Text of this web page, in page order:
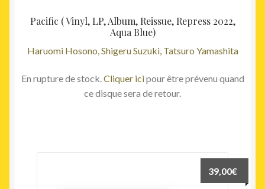
Pacific ( Vinyl, LP, Album, Reissue, Repress 2022,
Aqua Blue)
Haruomi Hosono, Shigeru Suzuki, Tatsuro Yamashita
En rupture de stock.Cliquer icipour être prévenu quand
ce disque sera de retour.
39,00€